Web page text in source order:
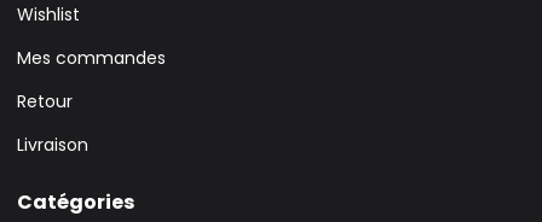
Wishlist
Mes commandes
Retour
Livraison
Catégories